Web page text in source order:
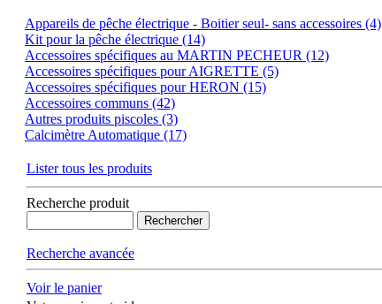
Appareils de pêche électrique - Boitier seul- sans accessoires (4)
Kit pour la pêche électrique (14)
Accessoires spécifiques au MARTIN PECHEUR (12)
Accessoires spécifiques pour AIGRETTE (5)
Accessoires spécifiques pour HERON (15)
Accessoires communs (42)
Autres produits piscoles (3)
Calcimètre Automatique (17)
Lister tous les produits
Recherche produit
Recherche avancée
Voir le panier